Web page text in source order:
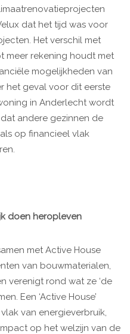
dat het tijd was voor
Het verschil met
meer rekening houdt met
mogelijkheden van
het geval voor dit eerste
in Anderlecht wordt
andere gezinnen de
op financieel vlak
doen heropleven
met Active House
van bouwmaterialen,
verenigt rond wat ze ‘de
Een ‘Active House’
van energieverbruik,
op het welzijn van de